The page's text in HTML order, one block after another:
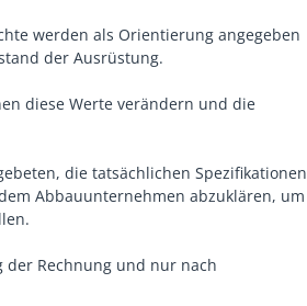
werden als Orientierung angegeben
der Ausrüstung.
diese Werte verändern und die
die tatsächlichen Spezifikationen
Abbauunternehmen abzuklären, um
Rechnung und nur nach